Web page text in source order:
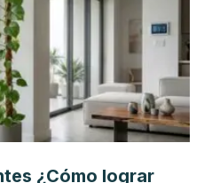
motor/marquez-comienza-
accidentó en Mugello y
YouTube Wayra
watch?v=VPtA99-fjbM
apropiada para las
de 2020. Surbone.
¿Cómo lograr